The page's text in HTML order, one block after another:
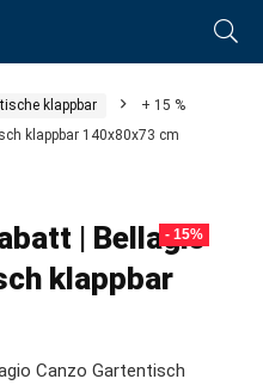
klappbar
+ 15 %
klappbar 140x80x73 cm
- 15%
| Bellagio
klappbar
Canzo Gartentisch